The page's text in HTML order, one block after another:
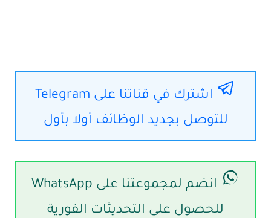
اشترك في قناتنا على Telegram
للتوصل بجديد الوظائف أولا بأول
انضم لمجموعتنا على WhatsApp
للحصول على التحديثات الفورية